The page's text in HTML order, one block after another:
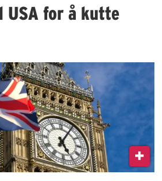
USA for å kutte